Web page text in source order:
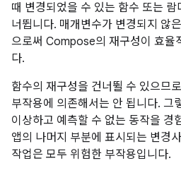
때 변경되었을 수 있는 함수 또는
너뜁니다. 매개변수가 변경되지 않
으로써 Compose의 재구성이 효율
다.
함수의 재구성을 건너뛸 수 있으므
부작용에 의존해서는 안 됩니다. 그
이상하고 예측할 수 없는 동작을 경
앱의 나머지 부분에 표시되는 변경
작업은 모두 위험한 부작용입니다.